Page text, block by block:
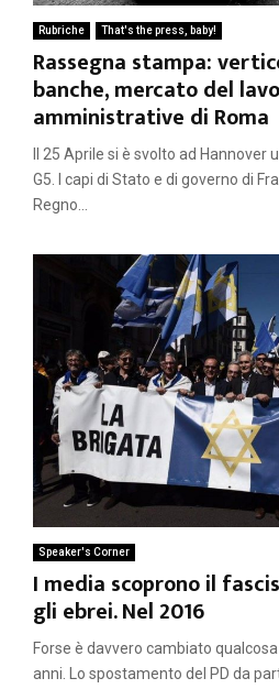
Rubriche That's the press, baby!
Rassegna stampa:
banche, mercato del
amministrative di Roma
Il 25 Aprile si è svolto ad Hannover
G5. I capi di Stato e di governo di
Regno...
Speaker's Corner
I media scoprono il
gli ebrei. Nel 2016
Forse è davvero cambiato
anni. Lo spostamento del PD da